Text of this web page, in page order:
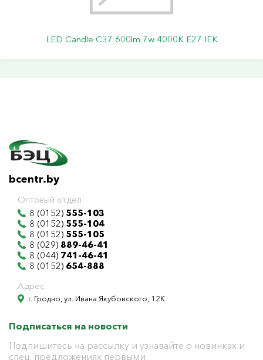
LED Candle C37 600lm 7w 4000K E27 IEK
bcentr.by
Оптовый отдел:
8 (0152) 555-103
8 (0152) 555-104
8 (0152) 555-105
8 (029) 889-46-41
8 (044) 741-46-41
8 (0152) 654-888
Адрес:
г. Гродно, ул. Ивана Якубовского, 12К
Подписаться на новости
Подпишитесь на рассылку и узнавайте о новинках и
спец. предложениях первыми